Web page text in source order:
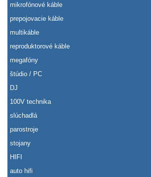
mikrofónové káble
prepojovacie káble
multikáble
reproduktorové káble
megafóny
štúdio / PC
DJ
100V technika
slúchadlá
parostroje
stojany
HIFI
auto hifi